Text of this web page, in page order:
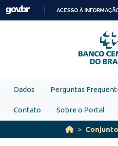
Skip to main content
O
ACESSO À
Dados Perguntas
Contato Sobre o Portal